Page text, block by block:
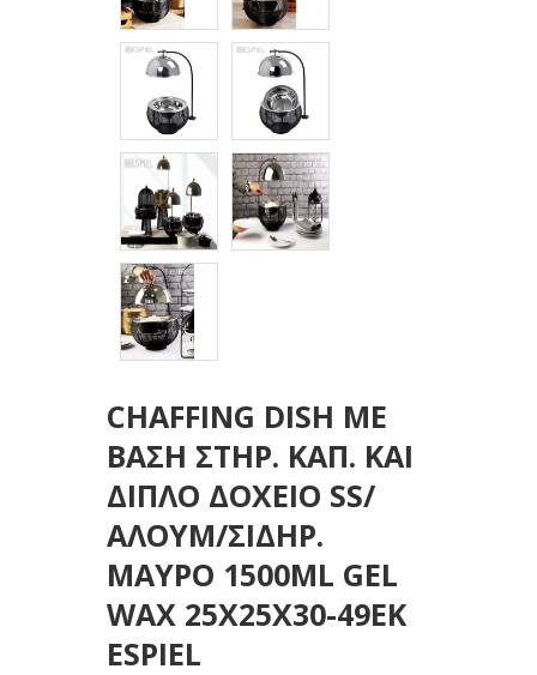
CHAFFING DISH ΜΕ
ΒΑΣΗ ΣΤΗΡ. ΚΑΠ. ΚΑΙ
ΔΙΠΛΟ ΔΟΧΕΙΟ SS/
ΑΛΟΥΜ/ΣΙΔΗΡ.
ΜΑΥΡΟ 1500ML GEL
WAX 25Χ25Χ30-49ΕΚ
ESPIEL